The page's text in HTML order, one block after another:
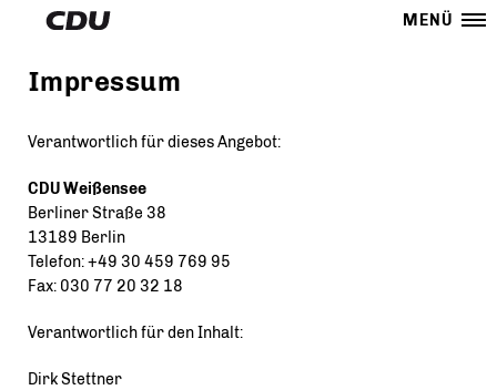
MENÜ
Impressum
Verantwortlich für dieses Angebot:
CDU Weißensee
Berliner Straße 38
13189 Berlin
Telefon: +49 30 459 769 95
Fax: 030 77 20 32 18
Verantwortlich für den Inhalt:
Dirk Stettner